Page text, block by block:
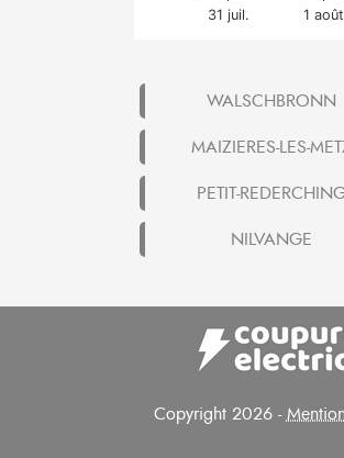
31 juil. 1 août
WALSCHBRONN
MAIZIERES-LES-
PETIT-
NILVANGE
Copyright 2026 -